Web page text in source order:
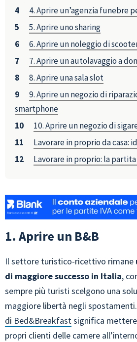
4. Aprire un’agenzia funebre
5. Aprire uno sharing
6. Aprire un noleggio di
7. Aprire un autolavaggio a
8. Aprire una sala slot
9. Aprire un negozio di
smartphone
10. Aprire un negozio di
Lavorare in proprio da casa:
Lavorare in proprio: la partita
1. Aprire un B&B
Il settore turistico-ricettivo rimane
di maggiore successo in Italia,
sempre più turisti scelgono una
maggiore libertà negli spostamenti.
di Bed&Breakfastsignifica
propri clienti delle camere